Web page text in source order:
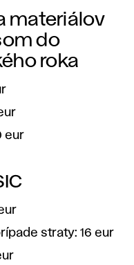
materiálov
do
roka
eur
straty: 16 eur